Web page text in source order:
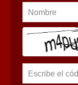
Nombre
Escribe el